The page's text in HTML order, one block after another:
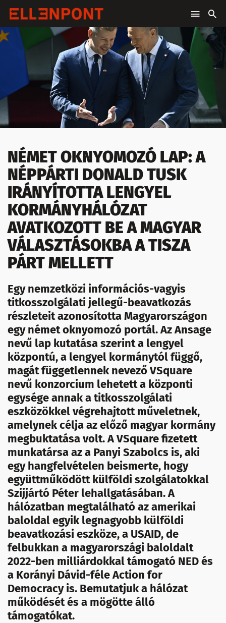
NÉMET OKNYOMOZÓ LAP: A
NÉPPÁRTI DONALD TUSK
IRÁNYÍTOTTA LENGYEL
KORMÁNYHÁLÓZAT
AVATKOZOTT BE A MAGYAR
VÁLASZTÁSOKBA A TISZA
PÁRT MELLETT
Egy nemzetközi információs-vagyis
titkosszolgálati jellegű-beavatkozás
részleteit azonosította Magyarországon
egy német oknyomozó portál. Az Ansage
nevű lap kutatása szerint a lengyel
központú, a lengyel kormánytól függő,
magát függetlennek nevező VSquare
nevű konzorcium lehetett a központi
egysége annak a titkosszolgálati
eszközökkel végrehajtott műveletnek,
amelynek célja az előző magyar kormány
megbuktatása volt. A VSquare fizetett
munkatársa az a Panyi Szabolcs is, aki
egy hangfelvételen beismerte, hogy
együttműködött külföldi szolgálatokkal
Szijjártó Péter lehallgatásában. A
hálózatban megtalálható az amerikai
baloldal egyik legnagyobb külföldi
beavatkozási eszköze, a USAID, de
felbukkan a magyarországi baloldalt
2022-ben milliárdokkal támogató NED és
a Korányi Dávid-féle Action for
Democracy is. Bemutatjuk a hálózat
működését és a mögötte álló
támogatókat.